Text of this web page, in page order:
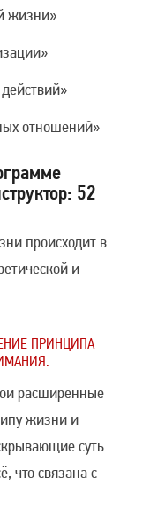
жизни»
отношений»
52
происходит в
и
ПРИНЦИПА
расширенные
жизни и
суть
что связана с